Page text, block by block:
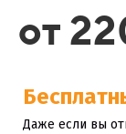
от
Даже если вы